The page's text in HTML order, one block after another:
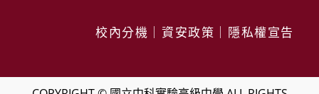
校內分機 資安政策 隱私權宣告